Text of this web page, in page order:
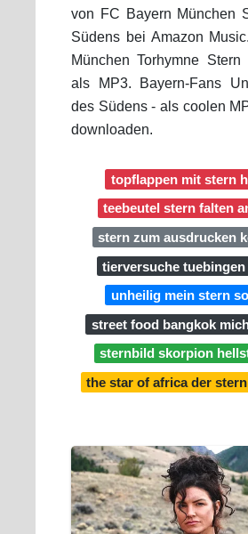
von FC Bayern München
Südens bei Amazon
München Torhymne
als MP3. Bayern-Fans
des Südens - als coolen
downloaden.
topflappen mit stern
teebeutel stern falten
stern zum ausdrucken
tierversuche
unheilig mein stern
street food bangkok
sternbild skorpion
the star of africa der